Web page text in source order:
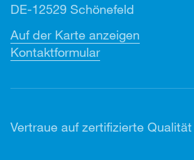
DE-12529 Schönefeld
Auf der Karte anzeigen
Kontaktformular
Vertraue auf zertifizierte Qualität